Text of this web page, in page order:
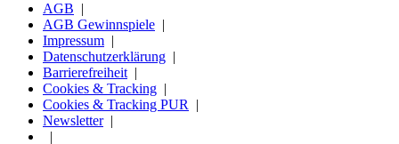
AGB
AGB Gewinnspiele
Impressum
Datenschutzerklärung
Barrierefreiheit
Cookies & Tracking
Cookies & Tracking PUR
Newsletter